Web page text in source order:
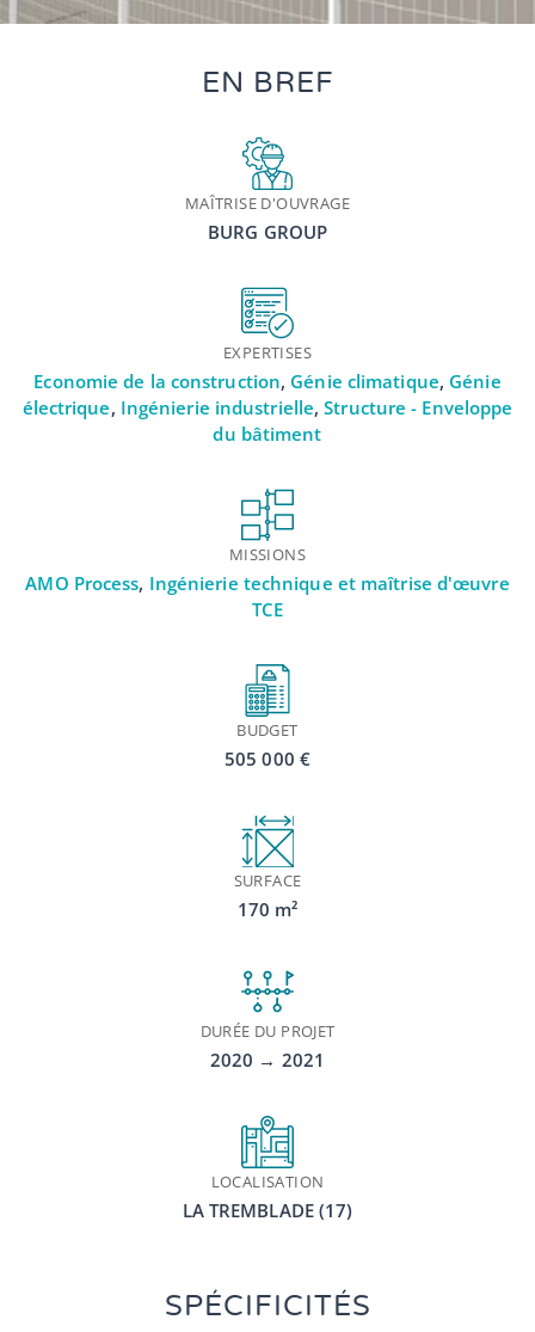
EN BREF
MAÎTRISE D'OUVRAGE
BURG GROUP
EXPERTISES
Economie de la construction, Génie climatique, Génie
électrique, Ingénierie industrielle,Structure - Enveloppe
du bâtiment
MISSIONS
AMO Process, Ingénierie technique et maîtrise d'œuvre
TCE
BUDGET
505 000 €
SURFACE
170 m²
DURÉE DU PROJET
2020 → 2021
LOCALISATION
LA TREMBLADE (17)
SPÉCIFICITÉS